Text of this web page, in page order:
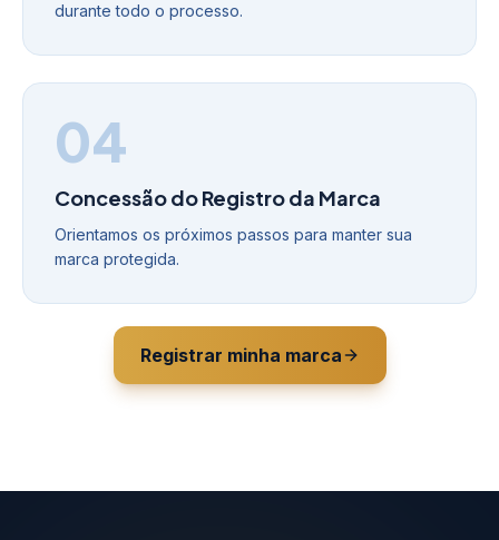
durante todo o processo.
04
Concessão do Registro da Marca
Orientamos os próximos passos para manter sua
marca protegida.
Registrar minha marca